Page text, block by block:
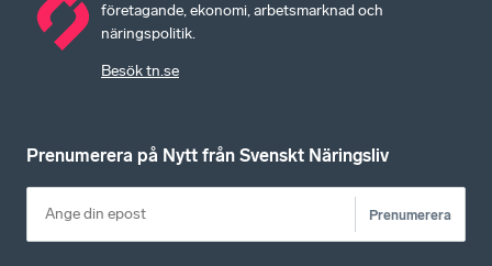
företagande, ekonomi, arbetsmarknad och
näringspolitik.
Besök tn.se
Prenumerera på Nytt från Svenskt Näringsliv
Prenumerera